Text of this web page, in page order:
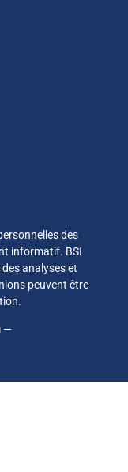
des
informatif. BSI
analyses et
peuvent être
—